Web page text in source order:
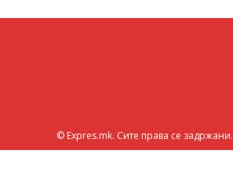
© Expres.mk. Сите права се задржани.